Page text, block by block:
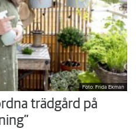
Foto: Frida Ekman
trädgård på